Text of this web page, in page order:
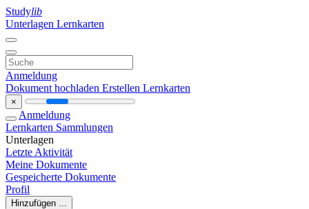
Studylib
Unterlagen Lernkarten
Anmeldung
Dokument hochladen Erstellen Lernkarten
×
Anmeldung
Lernkarten Sammlungen
Unterlagen
Letzte Aktivität
Meine Dokumente
Gespeicherte Dokumente
Profil
Hinzufügen ...